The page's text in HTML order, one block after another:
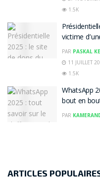
1.5K
victime
PAR PASKAL
11 JUILLET
1.5K
WhatsApp
bout en
PAR
ARTICLES